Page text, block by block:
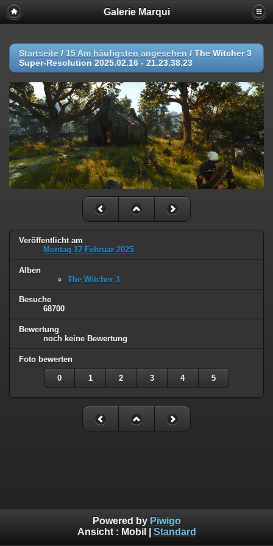
Galerie Marqui
Startseite / 15 Am häufigsten angesehen / The Witcher 3
Super-Resolution 2025.02.16 - 21.23.38.23
Veröffentlicht am
Montag 17 Februar 2025
Alben
The Witcher 3
Besuche
68700
Bewertung
noch keine Bewertung
Foto bewerten
0 1 2 3 4 5
Powered by Piwigo
Ansicht : Mobil Standard